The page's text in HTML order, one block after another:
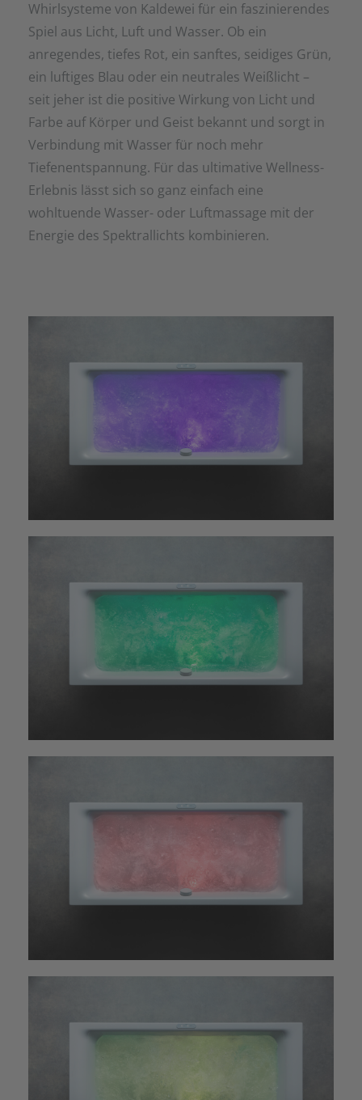
Whirlsysteme von Kaldewei für ein faszinierendes
Spiel aus Licht, Luft und Wasser. Ob ein
anregendes, tiefes Rot, ein sanftes, seidiges Grün,
ein luftiges Blau oder ein neutrales Weißlicht –
seit jeher ist die positive Wirkung von Licht und
Farbe auf Körper und Geist bekannt und sorgt in
Verbindung mit Wasser für noch mehr
Tiefenentspannung. Für das ultimative Wellness-
Erlebnis lässt sich so ganz einfach eine
wohltuende Wasser- oder Luftmassage mit der
Energie des Spektrallichts kombinieren.